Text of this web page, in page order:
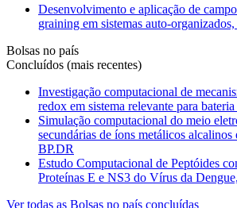
Desenvolvimento e aplicação de
graining em sistemas auto-organizados,
Bolsas no país
Concluídos (mais recentes)
Investigação computacional de
redox em sistema relevante para
Simulação computacional do meio
secundárias de íons metálicos alcalinos
BP.DR
Estudo Computacional de Peptóides
Proteínas E e NS3 do Vírus da
Ver todas as Bolsas no país concluídas